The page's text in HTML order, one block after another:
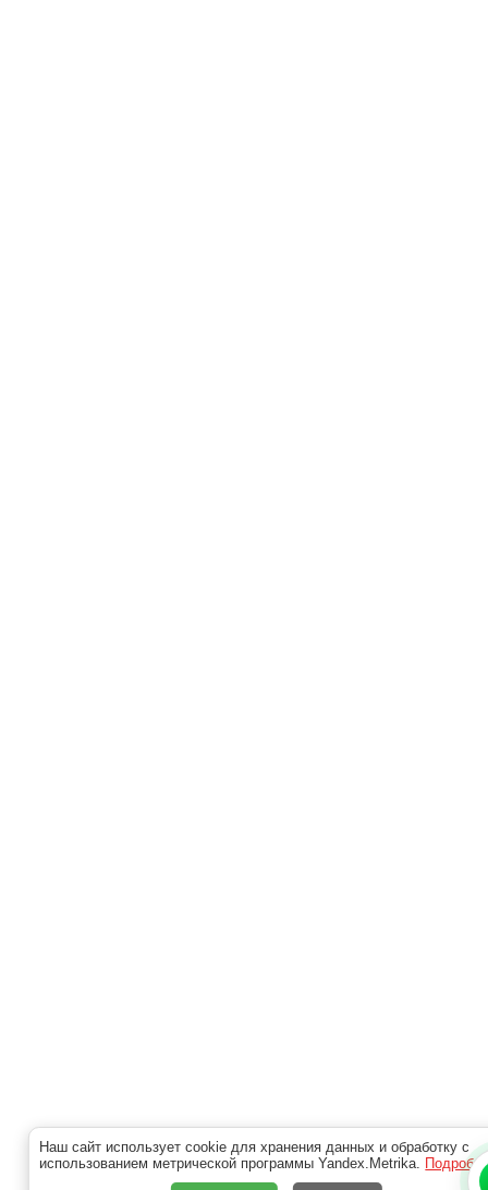
Наш сайт использует cookie для хранения данных и обработку с
использованием метрической программы Yandex.Metrika.